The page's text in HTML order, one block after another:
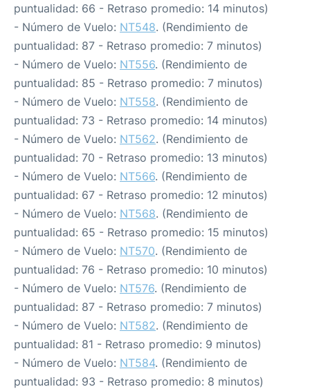
puntualidad: 66 - Retraso promedio: 14 minutos)
- Número de Vuelo: NT548. (Rendimiento de
puntualidad: 87 - Retraso promedio: 7 minutos)
- Número de Vuelo: NT556. (Rendimiento de
puntualidad: 85 - Retraso promedio: 7 minutos)
- Número de Vuelo: NT558. (Rendimiento de
puntualidad: 73 - Retraso promedio: 14 minutos)
- Número de Vuelo: NT562. (Rendimiento de
puntualidad: 70 - Retraso promedio: 13 minutos)
- Número de Vuelo: NT566. (Rendimiento de
puntualidad: 67 - Retraso promedio: 12 minutos)
- Número de Vuelo: NT568. (Rendimiento de
puntualidad: 65 - Retraso promedio: 15 minutos)
- Número de Vuelo: NT570. (Rendimiento de
puntualidad: 76 - Retraso promedio: 10 minutos)
- Número de Vuelo: NT576. (Rendimiento de
puntualidad: 87 - Retraso promedio: 7 minutos)
- Número de Vuelo: NT582. (Rendimiento de
puntualidad: 81 - Retraso promedio: 9 minutos)
- Número de Vuelo: NT584. (Rendimiento de
puntualidad: 93 - Retraso promedio: 8 minutos)